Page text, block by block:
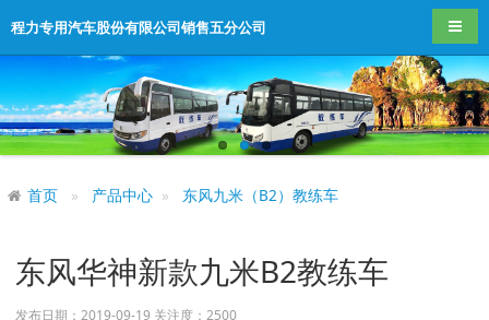
程力专用汽车股份有限公司销售五分公司 导航
首页 产品中心 东风九米（B2）教练车
东风华神新款九米B2教练车
发布日期：2019-09-19 关注度： 2500